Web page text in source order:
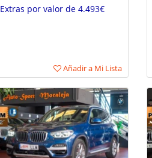
Extras por valor de 4.493€
Añadir a Mi Lista